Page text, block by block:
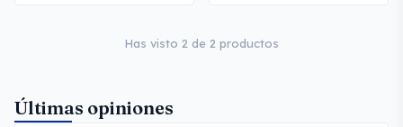
Has visto 2 de 2 productos
Últimas opiniones